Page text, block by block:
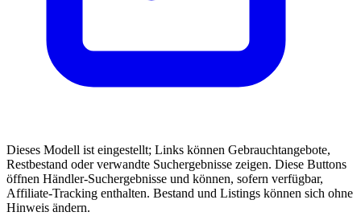
Dieses Modell ist eingestellt; Links können Gebrauchtangebote,
Restbestand oder verwandte Suchergebnisse zeigen. Diese Buttons
öffnen Händler-Suchergebnisse und können, sofern verfügbar,
Affiliate-Tracking enthalten. Bestand und Listings können sich ohne
Hinweis ändern.